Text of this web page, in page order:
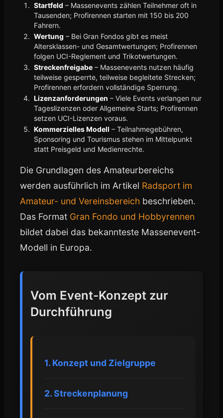
Startfeld – Massenevents zählen Teilnehmer oft in
Tausenden; Profirennen starten mit 150 bis 200
Fahrern.
Wertung – Bei Gran Fondos gibt es meist
Altersklassen- und Gesamtwertungen; Profirennen
folgen UCI-Reglement und Trikotwertungen.
Streckenfreigabe – Massenevents nutzen häufig
teilweise gesperrte, teilweise begleitete Strecken;
Profirennen erfordern vollständige Sperrung.
Lizenzanforderungen – Viele Events verlangen nur
Tageslizenzen oder Allgemeine Starts; Profirennen
setzen UCI-Lizenzen voraus.
Kommerzielles Modell – Teilnahmegebühren,
Sponsoring und Tourismus stehen im Mittelpunkt
statt Preisgeld und Medienrechte.
Die Grundlagen des Amateurbereichs
werden ausführlich im Artikel Radsport im
Amateur- und Vereinsbereich beschrieben.
Das Format Gran Fondo und Hobbyrennen
bildet dabei das bekannteste Massenevent-
Modell in Europa.
Vom Event-Konzept zur
Durchführung
1. Konzept und Zielgruppe
2. Streckenplanung